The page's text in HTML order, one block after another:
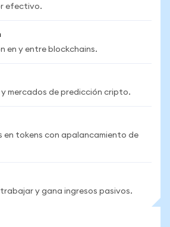
efectivo.
en y entre blockchains.
mercados de predicción cripto.
en tokens con apalancamiento de
y gana ingresos pasivos.